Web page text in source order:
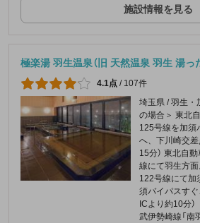
施設情報を見る
極楽湯 羽生温泉（旧 天然温泉 羽生 湯っ
4.1点 / 107件
埼玉県 / 羽生・
の場合＞ 東北
125号線を加須
へ、下川崎交差
15分） 東北自
線にて羽生方
122号線にて加
須バイパスすぐ
ICより約10分
武伊勢崎線「南